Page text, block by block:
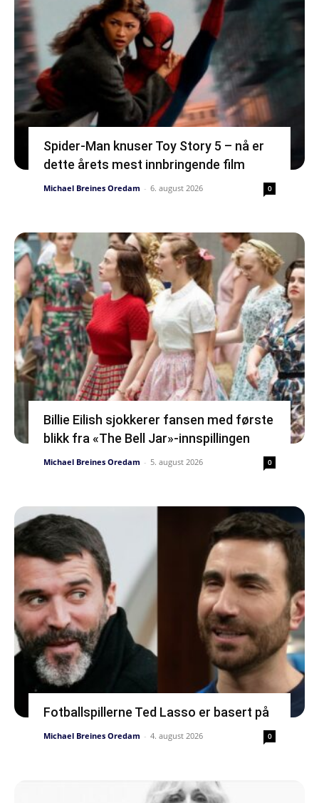
Spider-Man knuser Toy Story 5 – nå er
dette årets mest innbringende film
Michael Breines Oredam - 6. august 2026 0
Billie Eilish sjokkerer fansen med første
blikk fra «The Bell Jar»-innspillingen
Michael Breines Oredam - 5. august 2026 0
Fotballspillerne Ted Lasso er basert på
Michael Breines Oredam - 4. august 2026 0